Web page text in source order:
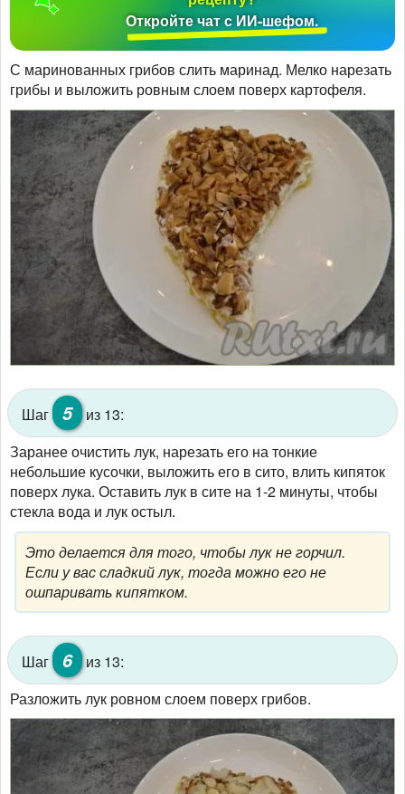
Откройте чат с ИИ-шефом.
С маринованных грибов слить маринад. Мелко нарезать
грибы и выложить ровным слоем поверх картофеля.
Шаг 5
из 13:
Заранее очистить лук, нарезать его на тонкие
небольшие кусочки, выложить его в сито, влить кипяток
поверх лука. Оставить лук в сите на 1-2 минуты, чтобы
стекла вода и лук остыл.
Это делается для того, чтобы лук не горчил.
Если у вас сладкий лук, тогда можно его не
ошпаривать кипятком.
Шаг 6
из 13:
Разложить лук ровном слоем поверх грибов.